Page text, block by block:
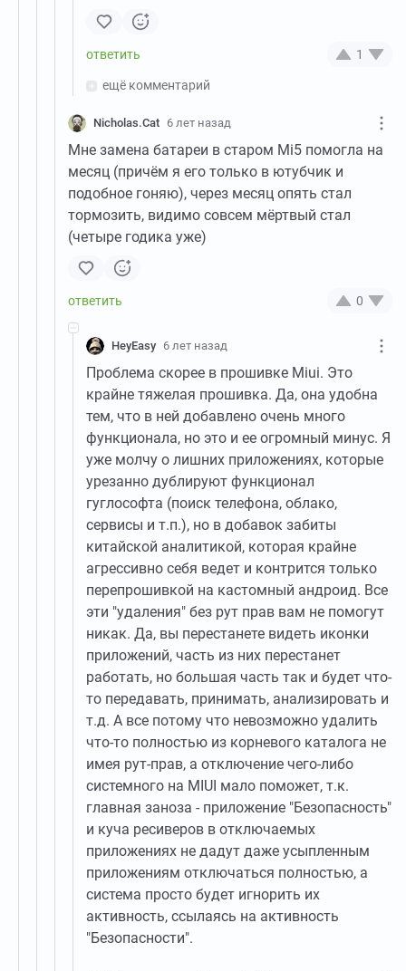
1
ещё комментарий
Nicholas.Cat 6 лет назад
Мне замена батареи в старом Mi5 помогла на
месяц (причём я его только в ютубчик и
подобное гоняю), через месяц опять стал
тормозить, видимо совсем мёртвый стал
(четыре годика уже)
0
HeyEasy 6 лет назад
Проблема скорее в прошивке Miui. Это
крайне тяжелая прошивка. Да, она удобна
тем, что в ней добавлено очень много
функционала, но это и ее огромный минус. Я
уже молчу о лишних приложениях, которые
урезанно дублируют функционал
гуглософта (поиск телефона, облако,
сервисы и т.п.), но в добавок забиты
китайской аналитикой, которая крайне
агрессивно себя ведет и контрится только
перепрошивкой на кастомный андроид. Все
эти "удаления" без рут прав вам не помогут
никак. Да, вы перестанете видеть иконки
приложений, часть из них перестанет
работать, но большая часть так и будет что-
то передавать, принимать, анализировать и
т.д. А все потому что невозможно удалить
что-то полностью из корневого каталога не
имея рут-прав, а отключение чего-либо
системного на MIUI мало поможет, т.к.
главная заноза - приложение "Безопасность"
и куча ресиверов в отключаемых
приложениях не дадут даже усыпленным
приложениям отключаться полностью, а
система просто будет игнорить их
активность, ссылаясь на активность
"Безопасности".